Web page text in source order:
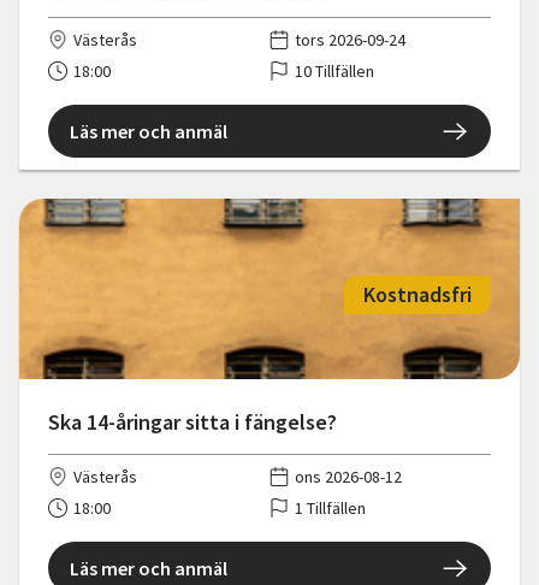
Västerås
tors 2026-09-24
18:00
10 Tillfällen
Läs mer och anmäl
Ska 14-åringar sitta i fängelse?
Kostnadsfri
Västerås
ons 2026-08-12
18:00
1 Tillfällen
Läs mer och anmäl